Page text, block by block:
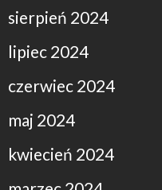
sierpień 2024
lipiec 2024
czerwiec 2024
maj 2024
kwiecień 2024